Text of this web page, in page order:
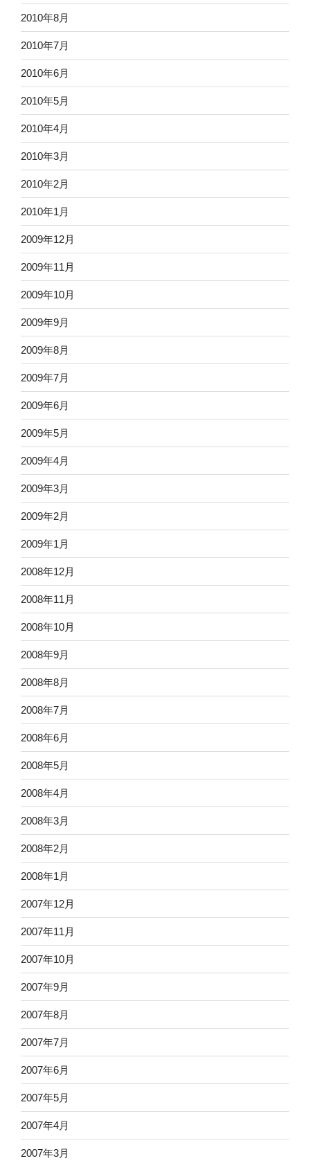
2010年8月
2010年7月
2010年6月
2010年5月
2010年4月
2010年3月
2010年2月
2010年1月
2009年12月
2009年11月
2009年10月
2009年9月
2009年8月
2009年7月
2009年6月
2009年5月
2009年4月
2009年3月
2009年2月
2009年1月
2008年12月
2008年11月
2008年10月
2008年9月
2008年8月
2008年7月
2008年6月
2008年5月
2008年4月
2008年3月
2008年2月
2008年1月
2007年12月
2007年11月
2007年10月
2007年9月
2007年8月
2007年7月
2007年6月
2007年5月
2007年4月
2007年3月